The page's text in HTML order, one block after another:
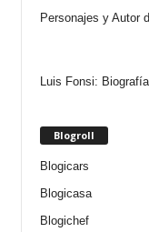
Personajes y Autor
Luis Fonsi:
Blogroll
Blogicars
Blogicasa
Blogichef